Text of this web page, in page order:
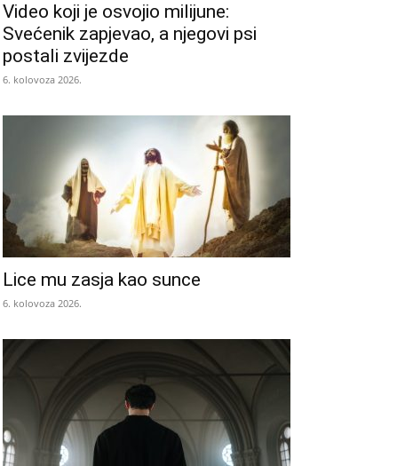
Video koji je osvojio milijune:
Svećenik zapjevao, a njegovi psi
postali zvijezde
6. kolovoza 2026.
Lice mu zasja kao sunce
6. kolovoza 2026.